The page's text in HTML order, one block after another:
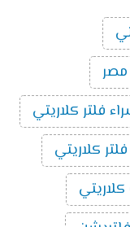
مصر
فلتر كلاريتي
كلاريتي
كلاريتي